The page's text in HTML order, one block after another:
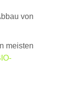
von
meisten